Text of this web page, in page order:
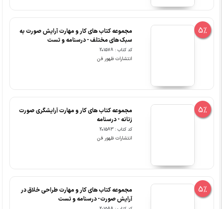
5%
مجموعه کتاب های کار و مهارت آرایش صورت به
سبک های مختلف - درسنامه و تست
کد کتاب : 201578
انتشارات ظهور فن
5%
مجموعه کتاب های کار و مهارت آرایشگری صورت
زنانه - درسنامه
کد کتاب : 201583
انتشارات ظهور فن
5%
مجموعه کتاب های کار و مهارت طراحی خلاق در
آرایش صورت- درسنامه و تست